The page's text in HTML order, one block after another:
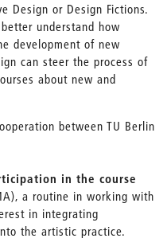
Design or Design Fictions.
understand how
development of new
can steer the process of
about new and
between TU Berlin
in the course
a routine in working with
in integrating
the artistic practice.